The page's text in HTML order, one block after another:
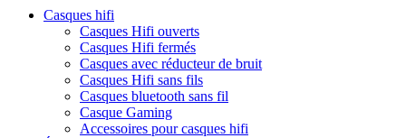
Casques hifi
Casques Hifi ouverts
Casques Hifi fermés
Casques avec réducteur de bruit
Casques Hifi sans fils
Casques bluetooth sans fil
Casque Gaming
Accessoires pour casques hifi